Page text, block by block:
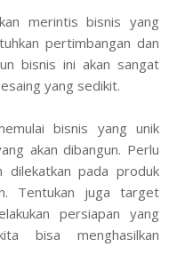
merintis bisnis yang
pertimbangan dan
bisnis ini akan sangat
yang sedikit.
bisnis yang unik
akan dibangun. Perlu
dilekatkan pada produk
Tentukan juga target
persiapan yang
bisa menghasilkan